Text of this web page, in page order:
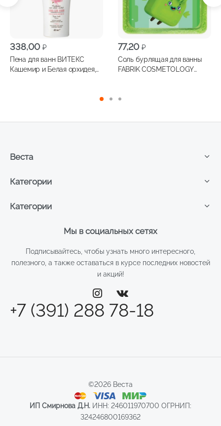
338,00 ₽
Пена для ванн ВИТЕКС
Кашемир и Белая орхидея,
77,20 ₽
Соль бурлящая для ванны
FABRIK COSMETOLOGY
Мы в социальных сетях
Подписывайтесь, чтобы узнать много интересного,
полезного, а также оставаться в курсе последних новостей
и акций!
+7 (391) 288 78-18
Категории
Категории
Веста
©2026 Веста
ИП Смирнова Д.Н. ИНН: 246011970700 ОГРНИП:
324246800169362